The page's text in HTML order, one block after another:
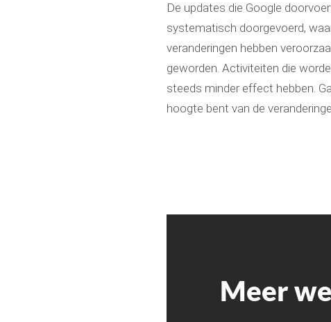
De updates die Google
systematisch doorgevoerd,
veranderingen hebben
geworden. Activiteiten die
steeds minder effect hebben.
hoogte bent van de
Meer